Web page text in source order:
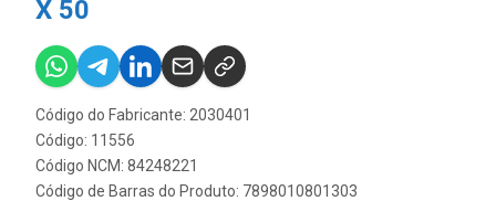
X 50
Código do Fabricante: 2030401
Código: 11556
Código NCM: 84248221
Código de Barras do Produto: 7898010801303